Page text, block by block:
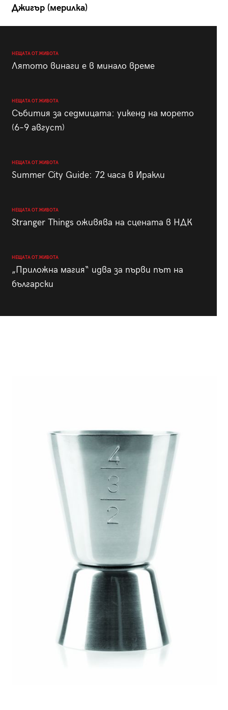
Джигър (мерилка)
НЕЩАТА ОТ ЖИВОТА
Лятото винаги е в минало време
НЕЩАТА ОТ ЖИВОТА
Събития за седмицата: уикенд на морето
(6–9 август)
НЕЩАТА ОТ ЖИВОТА
Summer City Guide: 72 часа в Иракли
НЕЩАТА ОТ ЖИВОТА
Stranger Things оживява на сцената в НДК
НЕЩАТА ОТ ЖИВОТА
„Приложна магия“ идва за първи път на
български